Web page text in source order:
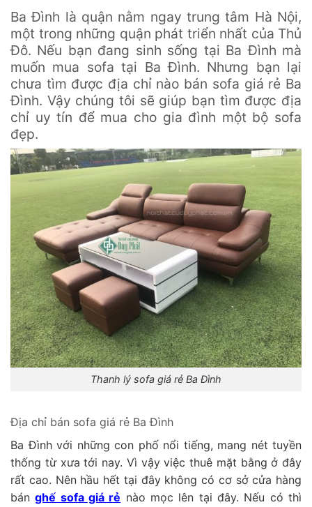
Ba Đình là quận nằm ngay trung tâm Hà Nội,
một trong những quận phát triển nhất của Thủ
Đô. Nếu bạn đang sinh sống tại Ba Đình mà
muốn mua sofa tại Ba Đình. Nhưng bạn lại
chưa tìm được địa chỉ nào bán sofa giá rẻ Ba
Đình. Vậy chúng tôi sẽ giúp bạn tìm được địa
chỉ uy tín để mua cho gia đình một bộ sofa
đẹp.
Thanh lý sofa giá rẻ Ba Đình
Địa chỉ bán sofa giá rẻ Ba Đình
Ba Đình với những con phố nổi tiếng, mang nét tuyền
thống từ xưa tới nay. Vì vậy việc thuê mặt bằng ở đây
rất cao. Nên hầu hết tại đây không có cơ sở cửa hàng
bánghế sofa giá rẻ nào mọc lên tại đây. Nếu có thì